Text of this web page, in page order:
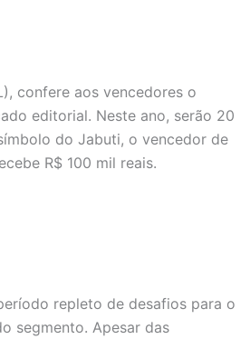
confere aos vencedores o
editorial. Neste ano, serão 20
do Jabuti, o vencedor de
R$ 100 mil reais.
repleto de desafios para o
segmento. Apesar das